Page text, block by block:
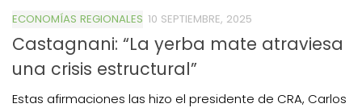
ECONOMÍAS REGIONALES 10 SEPTIEMBRE, 2025
Castagnani: “La yerba mate atraviesa
una crisis estructural”
Estas afirmaciones las hizo el presidente de CRA, Carlos